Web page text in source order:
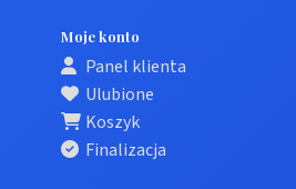
Moje konto
Panel klienta
Ulubione
Koszyk
Finalizacja